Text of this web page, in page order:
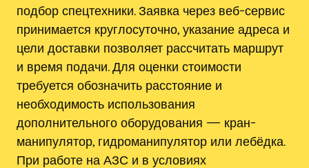
подбор спецтехники. Заявка через веб-сервис
принимается круглосуточно, указание адреса и
цели доставки позволяет рассчитать маршрут
и время подачи. Для оценки стоимости
требуется обозначить расстояние и
необходимость использования
дополнительного оборудования — кран-
манипулятор, гидроманипулятор или лебёдка.
При работе на АЗС и в условиях